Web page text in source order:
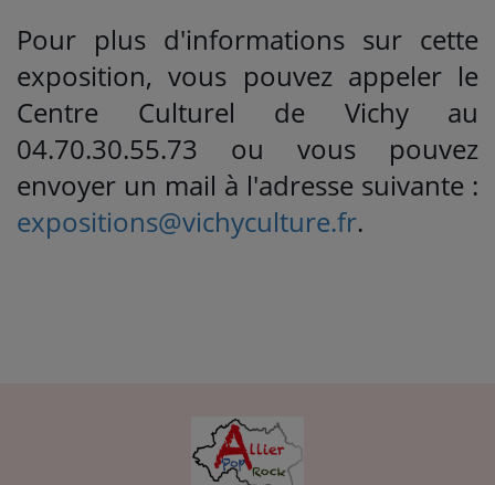
Pour plus d'informations sur cette
exposition, vous pouvez appeler le
Centre Culturel de Vichy au
04.70.30.55.73 ou vous pouvez
envoyer un mail à l'adresse suivante :
expositions@vichyculture.fr.